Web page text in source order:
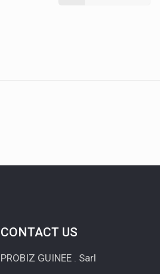
CONTACT US
PROBIZ GUINEE . Sarl